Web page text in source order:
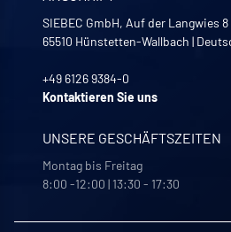
SIEBEC GmbH, Auf der Langwies 8
65510 Hünstetten-Wallbach |
+49 6126 9384-0
Kontaktieren Sie uns
UNSERE GESCHÄFTSZEITEN
Montag bis Freitag
8:00 -12:00 | 13:30 - 17:30